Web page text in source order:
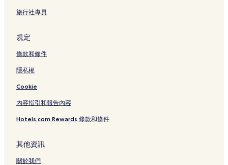
北萊姆頓飯店
紐卡索付費區內轉乘站附近的飯店
史坦普酒莊附近的飯店
卡麥隆公園飯店
太平洋沙丘高爾夫球場附近的飯店
旅行社專員
規定
條款和條件
隱私權
Cookie
內容指引和報告內容
Hotels.com Rewards 條款和條件
其他資訊
關於我們